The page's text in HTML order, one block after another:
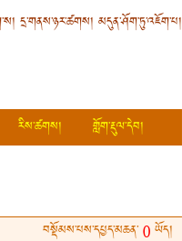
དྲ་གནས་ཉར་ཚགས། མདུན་ཤོག་ཏུ་འཇོག་པ།
རིས་ཚགས། གློག་རྡུལ་དེབ།
བསྡོམས་པས་དཔྱད་མཆན་ 0 ཡོད།